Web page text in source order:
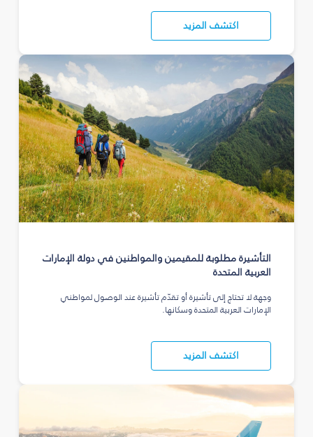
اكتشف المزيد
التأشيرة مطلوبة للمقيمين والمواطنين في دولة الإمارات
العربية المتحدة
وجهة لا تحتاج إلى تأشيرة أو تقدّم تأشيرة عند الوصول لمواطني
الإمارات العربية المتحدة وسكانها.
اكتشف المزيد